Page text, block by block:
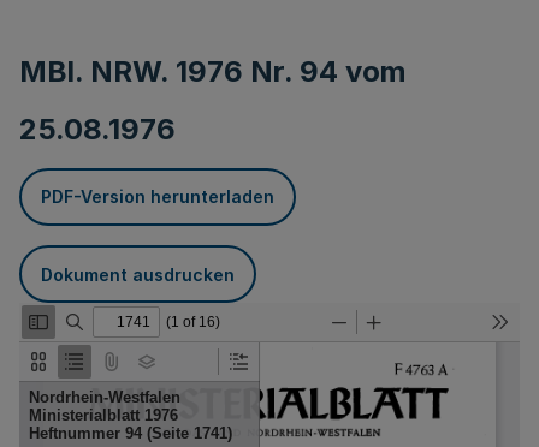
MBl. NRW. 1976 Nr. 94 vom
25.08.1976
PDF-Version herunterladen
Dokument ausdrucken